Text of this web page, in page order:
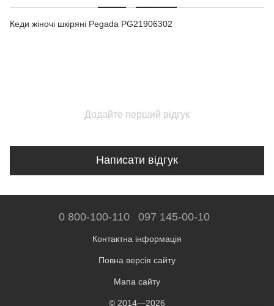
Кеди жіночі шкіряні Pegada PG21906302
Додайте перший відгук
Написати відгук
0 800-100-110 097 145-00-10
Контактна інформація
Повна версія сайту
Мапа сайту
© 2014—2026